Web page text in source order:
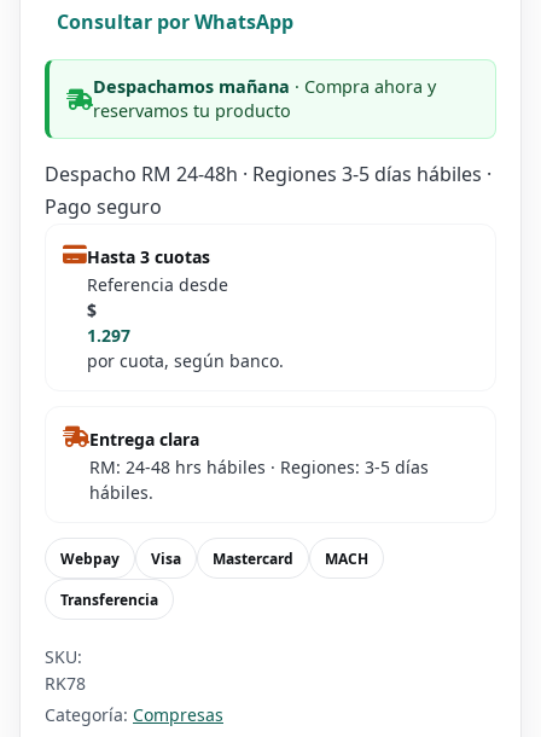
cantidad
Consultar por WhatsApp
Despachamos mañana · Compra ahora y
reservamos tu producto
Despacho RM 24-48h · Regiones 3-5 días hábiles ·
Pago seguro
Hasta 3 cuotas
Referencia desde
$
1.297
por cuota, según banco.
Entrega clara
RM: 24-48 hrs hábiles · Regiones: 3-5 días
hábiles.
Webpay Visa Mastercard
MACH
Transferencia
SKU:
RK78
Categoría: Compresas